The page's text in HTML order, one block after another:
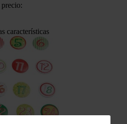
características